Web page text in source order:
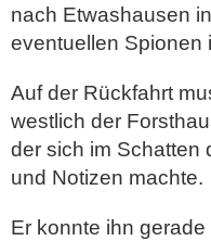
nach Etwashausen
eventuellen Spionen
Auf der Rückfahrt
westlich der
der sich im Schatten
und Notizen machte.
Er konnte ihn